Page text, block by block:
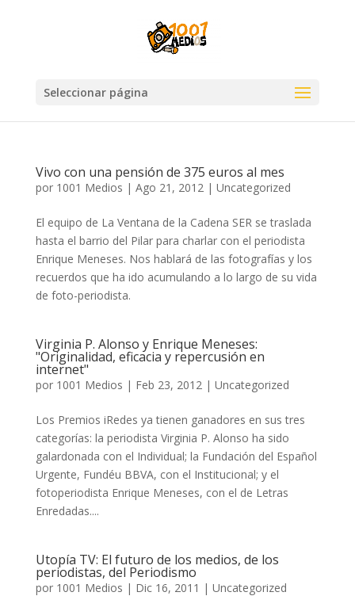
Seleccionar página
Vivo con una pensión de 375 euros al mes
por 1001 Medios | Ago 21, 2012| Uncategorized
El equipo de La Ventana de la Cadena SER se traslada
hasta el barrio del Pilar para charlar con el periodista
Enrique Meneses. Nos hablará de las fotografías y los
recuerdos que ha ido acumulando a lo largo de su vida
de foto-periodista.
Virginia P. Alonso y Enrique Meneses:
"Originalidad, eficacia y repercusión en
internet"
por 1001 Medios | Feb 23, 2012| Uncategorized
Los Premios iRedes ya tienen ganadores en sus tres
categorías: la periodista Virginia P. Alonso ha sido
galardonada con el Individual; la Fundación del Español
Urgente, Fundéu BBVA, con el Institucional; y el
fotoperiodista Enrique Meneses, con el de Letras
Enredadas....
Utopía TV: El futuro de los medios, de los
periodistas, del Periodismo
por 1001 Medios | Dic 16, 2011 | Uncategorized